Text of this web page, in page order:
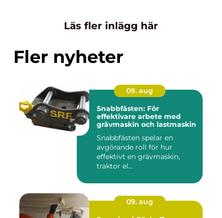
Läs fler inlägg här
Fler nyheter
09. aug
Snabbfästen: För
effektivare arbete med
grävmaskin och lastmaskin
Snabbfästen spelar en
avgörande roll för hur
effektivt en grävmaskin,
traktor el...
09. aug